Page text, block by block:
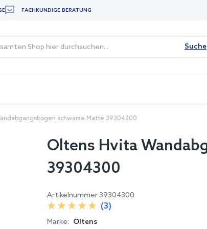
FACHKUNDIGE BERATUNG
Suche
schwarze Matte 39304300
Oltens Hvita
39304300
Artikelnummer39304300
(3)
Marke: Oltens